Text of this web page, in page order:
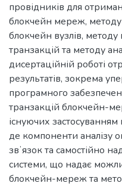
провідників для
блокчейн мереж, методу
блокчейн вузлів,
транзакцій та методу
дисертаційній роботі
результатів, зокрема
програмного
транзакцій блокчейн-
існуючих
де компоненти аналізу
звʼязок та самостійно
системи, що надає
блокчейн-мереж та